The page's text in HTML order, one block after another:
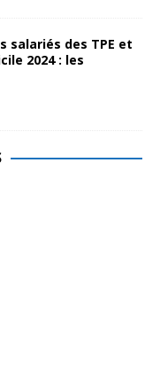
salariés des TPE et
2024 : les